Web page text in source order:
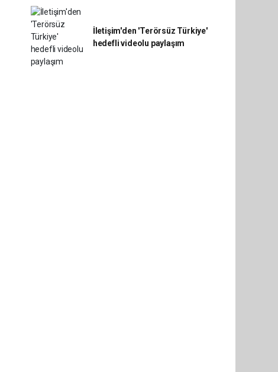
İletişim'den 'Terörsüz Türkiye'
hedefli videolu paylaşım